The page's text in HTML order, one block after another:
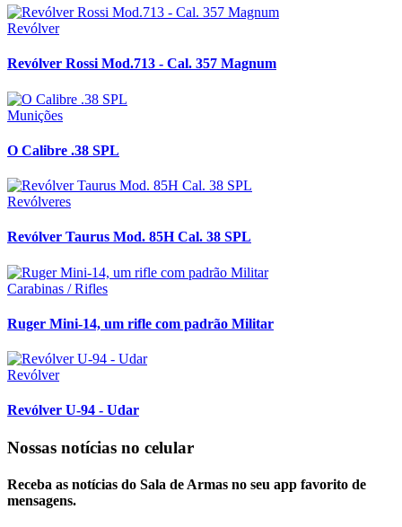
Revólver
Revólver Rossi Mod.713 - Cal. 357 Magnum
Munições
O Calibre .38 SPL
Revólveres
Revólver Taurus Mod. 85H Cal. 38 SPL
Carabinas / Rifles
Ruger Mini-14, um rifle com padrão Militar
Revólver
Revólver U-94 - Udar
Nossas notícias no celular
Receba as notícias do Sala de Armas no seu app favorito de
mensagens.